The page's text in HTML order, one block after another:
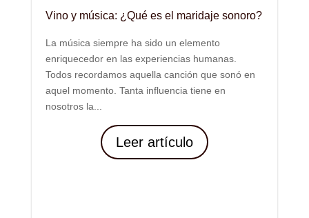
Vino y música: ¿Qué es el maridaje sonoro?
La música siempre ha sido un elemento
enriquecedor en las experiencias humanas.
Todos recordamos aquella canción que sonó en
aquel momento. Tanta influencia tiene en
nosotros la...
Leer artículo